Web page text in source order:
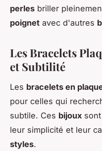
perles briller
poignet avec d'autres
Les Bracelets
et Subtilité
Les bracelets en
pour celles qui
subtile. Ces bijoux
leur simplicité et leur
styles.